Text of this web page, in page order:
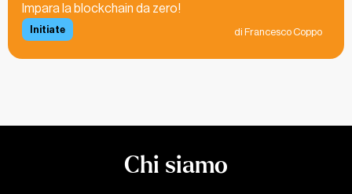
Impara la blockchain da zero!
Initiate di Francesco Coppo
Chi siamo